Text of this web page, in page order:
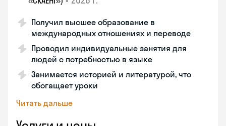
Получил высшее образование в
международных отношениях и переводе
Проводил индивидуальные занятия для
людей с потребностью в языке
Занимается историей и литературой, что
обогащает уроки
Читать дальше